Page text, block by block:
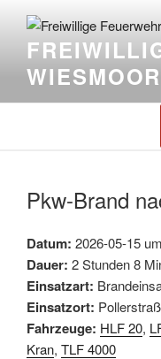
WIESMOOR
Pkw-Brand
Datum: 2026-05-15
Dauer: 2 Stunden 8
Einsatzart:
Einsatzort:
Fahrzeuge: HLF 20,
Kran, TLF 4000